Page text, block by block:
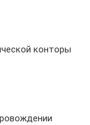
конторы